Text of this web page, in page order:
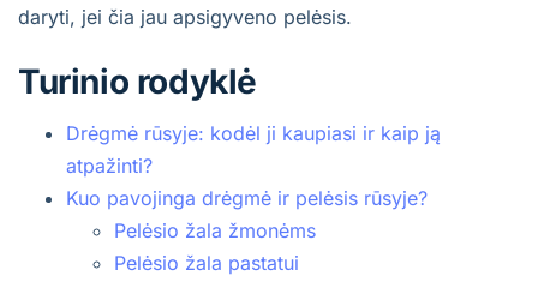
daryti, jei čia jau apsigyveno pelėsis.
Turinio rodyklė
Drėgmė rūsyje: kodėl ji kaupiasi ir kaip ją
atpažinti?
Kuo pavojinga drėgmė ir pelėsis rūsyje?
Pelėsio žala žmonėms
Pelėsio žala pastatui